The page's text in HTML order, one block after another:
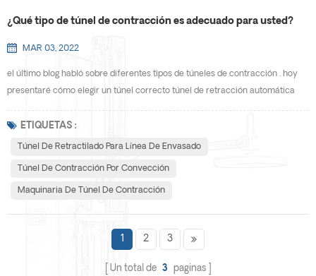
¿Qué tipo de túnel de contracción es adecuado para usted?
MAR 03, 2022
el último blog habló sobre diferentes tipos de túneles de contracción . hoy
presentaré cómo elegir un túnel correcto túnel de retracción automática
responder algunas preguntas usted mismo. aquí hay algunos elementos a
tener en cuenta al tratar de averiguar qué tipo de túnel de contracción es el
ETIQUETAS :
Túnel De Retractilado Para Línea De Envasado
Túnel De Contracción Por Convección
Maquinaria De Túnel De Contracción
1 2 3
Un total de 3 paginas